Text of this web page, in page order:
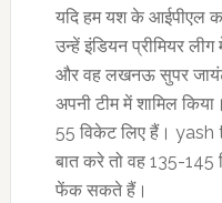
यदि हम यश के आईपीएल
उन्हें इंडियन प्रीमियर
और वह लखनऊ सुपर
अपनी टीम में शामिल
55 विकेट लिए हैं।
बात करे तो वह 135-
फेंक सकते हैं।